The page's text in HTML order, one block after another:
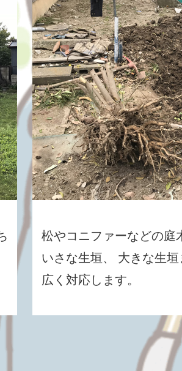
松やコニファーなどの庭
いさな生垣、 大きな生
広く対応します。